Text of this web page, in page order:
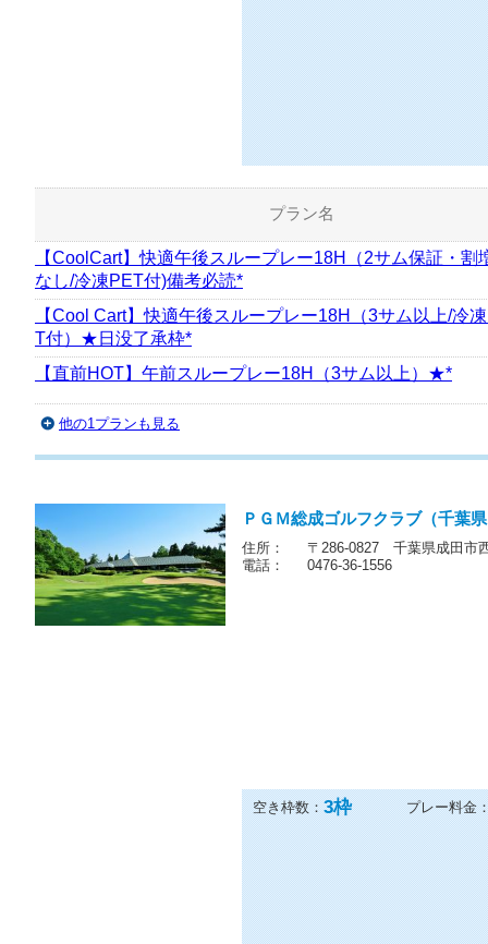
プラン名
【CoolCart】快適午後スループレー18H（2サム保証・割
なし/冷凍PET付)備考必読*
【Cool Cart】快適午後スループレー18H（3サム以上/冷
T付）★日没了承枠*
【直前HOT】午前スループレー18H（3サム以上）★*
他の1プランも見る
ＰＧＭ総成ゴルフクラブ（千葉
住所：
〒286-0827 千葉県成田市
電話：
0476-36-1556
空き枠数： 3枠 プレー料金